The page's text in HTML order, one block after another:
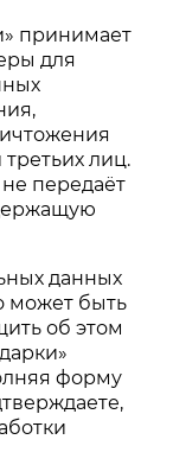
принимает
для
лиц.
передаёт
данных
может быть
об этом
форму